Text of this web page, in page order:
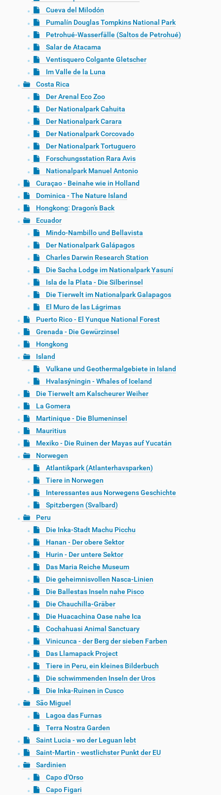
Cueva del Milodón
Pumalín Douglas Tompkins National Park
Petrohué-Wasserfälle (Saltos de Petrohué)
Salar de Atacama
Ventisquero Colgante Gletscher
Im Valle de la Luna
Costa Rica
Der Arenal Eco Zoo
Der Nationalpark Cahuita
Der Nationalpark Carara
Der Nationalpark Corcovado
Der Nationalpark Tortuguero
Forschungsstation Rara Avis
Nationalpark Manuel Antonio
Curaçao - Beinahe wie in Holland
Dominica - The Nature Island
Hongkong: Dragon’s Back
Ecuador
Mindo-Nambillo und Bellavista
Der Nationalpark Galápagos
Charles Darwin Research Station
Die Sacha Lodge im Nationalpark Yasuní
Isla de la Plata - Die Silberinsel
Die Tierwelt im Nationalpark Galapagos
El Muro de las Lágrimas
Puerto Rico - El Yunque National Forest
Grenada - Die Gewürzinsel
Hongkong
Island
Vulkane und Geothermalgebiete in Island
Hvalasýningin - Whales of Iceland
Die Tierwelt am Kalscheurer Weiher
La Gomera
Martinique - Die Blumeninsel
Mauritius
Mexiko - Die Ruinen der Mayas auf Yucatán
Norwegen
Atlantikpark (Atlanterhavsparken)
Tiere in Norwegen
Interessantes aus Norwegens Geschichte
Spitzbergen (Svalbard)
Peru
Die Inka-Stadt Machu Picchu
Hanan - Der obere Sektor
Hurin - Der untere Sektor
Das Maria Reiche Museum
Die geheimnisvollen Nasca-Linien
Die Ballestas Inseln nahe Pisco
Die Chauchilla-Gräber
Die Huacachina Oase nahe Ica
Cochahuasi Animal Sanctuary
Vinicunca - der Berg der sieben Farben
Das Llamapack Project
Tiere in Peru, ein kleines Bilderbuch
Die schwimmenden Inseln der Uros
Die Inka-Ruinen in Cusco
São Miguel
Lagoa das Furnas
Terra Nostra Garden
Saint Lucia - wo der Leguan lebt
Saint-Martin - westlichster Punkt der EU
Sardinien
Capo d'Orso
Capo Figari